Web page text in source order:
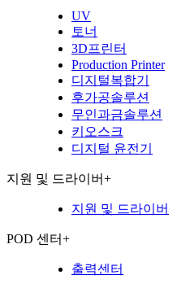
UV
토너
3D프린터
Production Printer
디지털복합기
후가공솔루션
무인과금솔루션
키오스크
디지털 윤전기
지원 및 드라이버+
지원 및 드라이버
POD 센터+
출력센터